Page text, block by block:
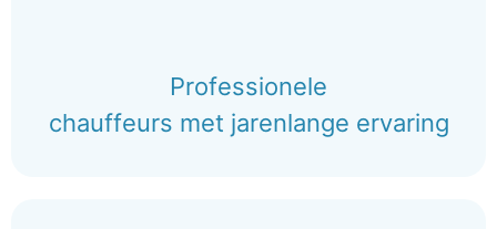
Professionele
chauffeurs met jarenlange ervaring